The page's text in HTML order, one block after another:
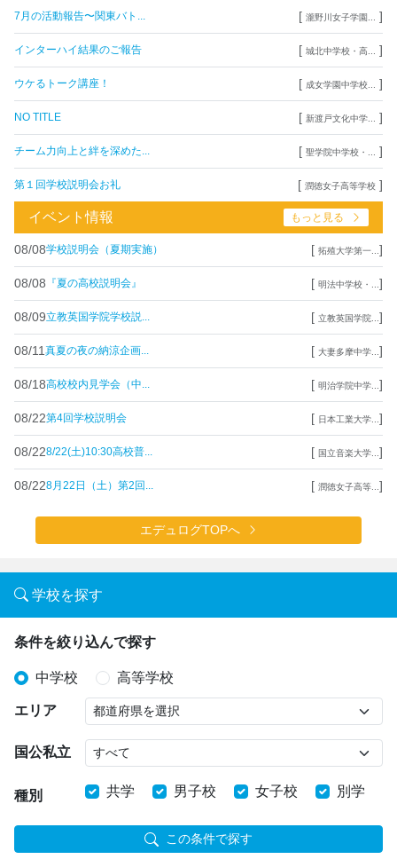
7月の活動報告〜関東バト... [ 瀧野川女子学園... ]
インターハイ結果のご報告 [ 城北中学校・高... ]
ウケるトーク講座！ [ 成女学園中学校... ]
NO TITLE [ 新渡戸文化中学... ]
チーム力向上と絆を深めた... [ 聖学院中学校・... ]
第１回学校説明会お礼 [ 潤徳女子高等学校 ]
イベント情報 もっと見る
08/08学校説明会（夏期実施） [ 拓殖大学第一... ]
08/08 『夏の高校説明会』 [ 明法中学校・... ]
08/09立教英国学院学校説... [ 立教英国学院... ]
08/11 真夏の夜の納涼企画... [ 大妻多摩中学... ]
08/18高校校内見学会（中... [ 明治学院中学... ]
08/22第4回学校説明会 [ 日本工業大学... ]
08/228/22(土)10:30高校普... [ 国立音楽大学... ]
08/228月22日（土）第2回... [ 潤徳女子高等... ]
エデュログTOPへ
学校を探す
条件を絞り込んで探す
中学校 高等学校
エリア
国公私立
種別 共学 男子校 女子校 別学
この条件で探す